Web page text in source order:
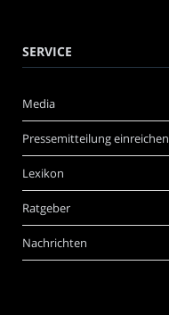
SERVICE
Media
Pressemitteilung einreichen
Lexikon
Ratgeber
Nachrichten